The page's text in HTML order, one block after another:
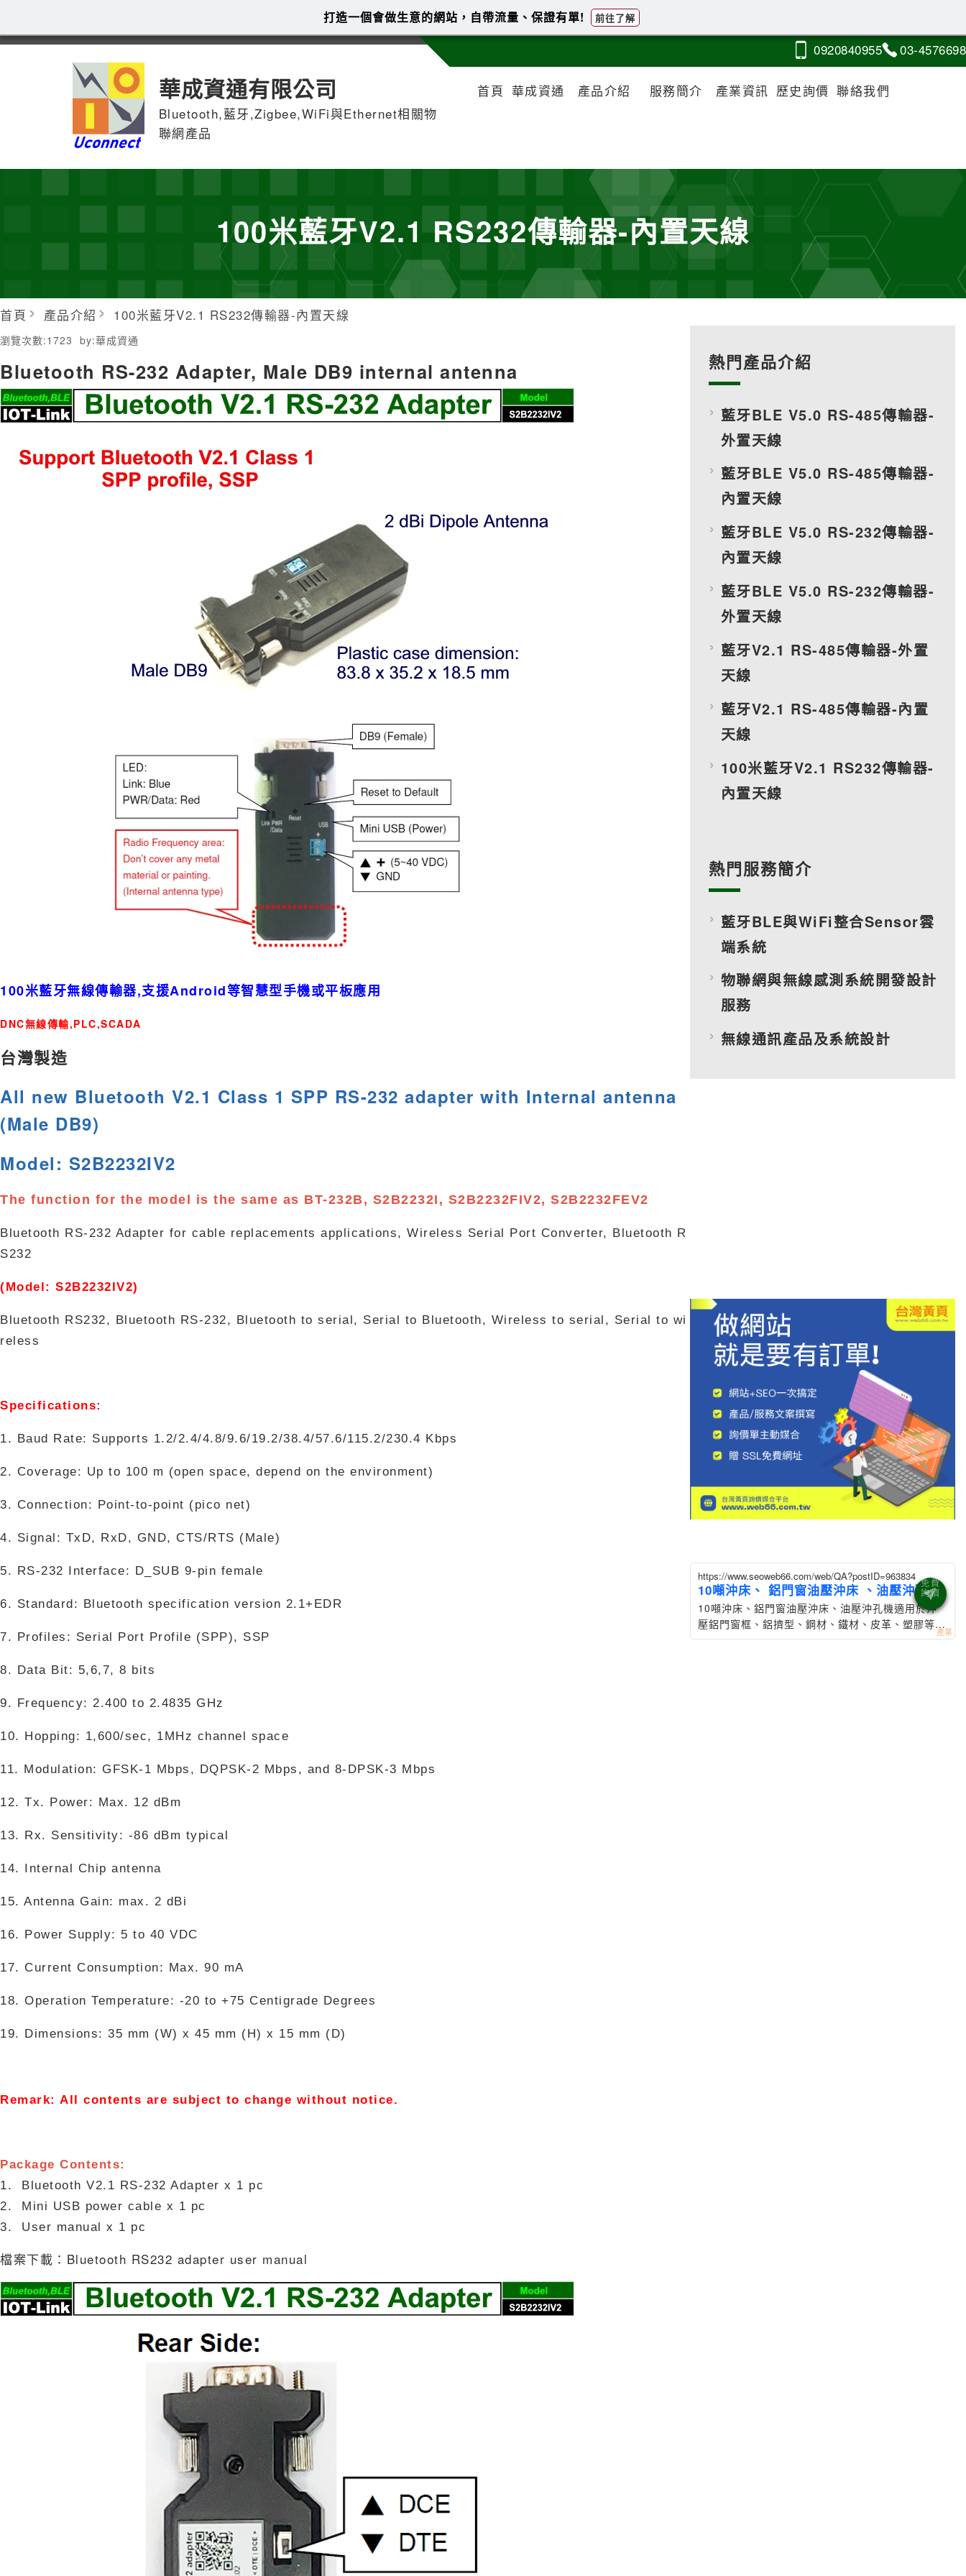
0920840955 03-4576698
華成資通有限公司
Bluetooth,藍牙,Zigbee,WiFi與Ethernet相關物
聯網產品
首頁 華成資通 產品介紹 服務簡介 產業資訊 歷史詢價 聯絡我們
100米藍牙V2.1 RS232傳輸器-內置天線
首頁 產品介紹 100米藍牙V2.1 RS232傳輸器-內置天線
瀏覽次數:1723 by:華成資通
Bluetooth RS-232 Adapter, Male DB9 internal antenna
100米藍牙無線傳輸器,支援Android等智慧型手機或平板應用
DNC無線傳輸,PLC,SCADA
台灣製造
All new Bluetooth V2.1 Class 1 SPP RS-232 adapter with Internal antenna
(Male DB9)
Model: S2B2232IV2
The function for the model is the same as BT-232B, S2B2232I, S2B2232FIV2, S2B2232FEV2
Bluetooth RS-232 Adapter for cable replacements applications, Wireless Serial Port Converter, Bluetooth R
S232
(Model: S2B2232IV2)
Bluetooth RS232, Bluetooth RS-232, Bluetooth to serial, Serial to Bluetooth, Wireless to serial, Serial to wi
reless
Specifications:
1. Baud Rate: Supports 1.2/2.4/4.8/9.6/19.2/38.4/57.6/115.2/230.4 Kbps
2. Coverage: Up to 100 m (open space, depend on the environment)
3. Connection: Point-to-point (pico net)
4. Signal: TxD, RxD, GND, CTS/RTS (Male)
5. RS-232 Interface: D_SUB 9-pin female
6. Standard: Bluetooth specification version 2.1+EDR
7. Profiles: Serial Port Profile (SPP), SSP
8. Data Bit: 5,6,7, 8 bits
9. Frequency: 2.400 to 2.4835 GHz
10. Hopping: 1,600/sec, 1MHz channel space
11. Modulation: GFSK-1 Mbps, DQPSK-2 Mbps, and 8-DPSK-3 Mbps
12. Tx. Power: Max. 12 dBm
13. Rx. Sensitivity: -86 dBm typical
14. Internal Chip antenna
15. Antenna Gain: max. 2 dBi
16. Power Supply: 5 to 40 VDC
17. Current Consumption: Max. 90 mA
18. Operation Temperature: -20 to +75 Centigrade Degrees
19. Dimensions: 35 mm (W) x 45 mm (H) x 15 mm (D)
Remark: All contents are subject to change without notice.
Package Contents:
1. Bluetooth V2.1 RS-232 Adapter x 1 pc
2. Mini USB power cable x 1 pc
3. User manual x 1 pc
檔案下載： Bluetooth RS232 adapter user manual
熱門產品介紹
藍牙BLE V5.0 RS-485傳輸器-
外置天線
藍牙BLE V5.0 RS-485傳輸器-
內置天線
藍牙BLE V5.0 RS-232傳輸器-
內置天線
藍牙BLE V5.0 RS-232傳輸器-
外置天線
藍牙V2.1 RS-485傳輸器-外置
天線
藍牙V2.1 RS-485傳輸器-內置
天線
100米藍牙V2.1 RS232傳輸器-
內置天線
熱門服務簡介
藍牙BLE與WiFi整合Sensor雲
端系統
物聯網與無線感測系統開發設計
服務
無線通訊產品及系統設計
https://www.seoweb66.com/web/QA?postID=963834
10噸沖床、 鋁門窗油壓沖床 、油壓沖孔機
10噸沖床、鋁門窗油壓沖床、油壓沖孔機適用於沖
壓鋁門窗框、鋁擠型、鋼材、鐵材、皮革、塑膠等材
料，加工各式孔洞及缺口。
打造一個會做生意的網站，自帶流量、保證有單! 前往了解